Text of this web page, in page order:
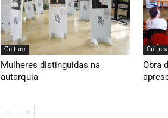
Cultura
Mulheres distinguidas na
autarquia
Cultura
Obra